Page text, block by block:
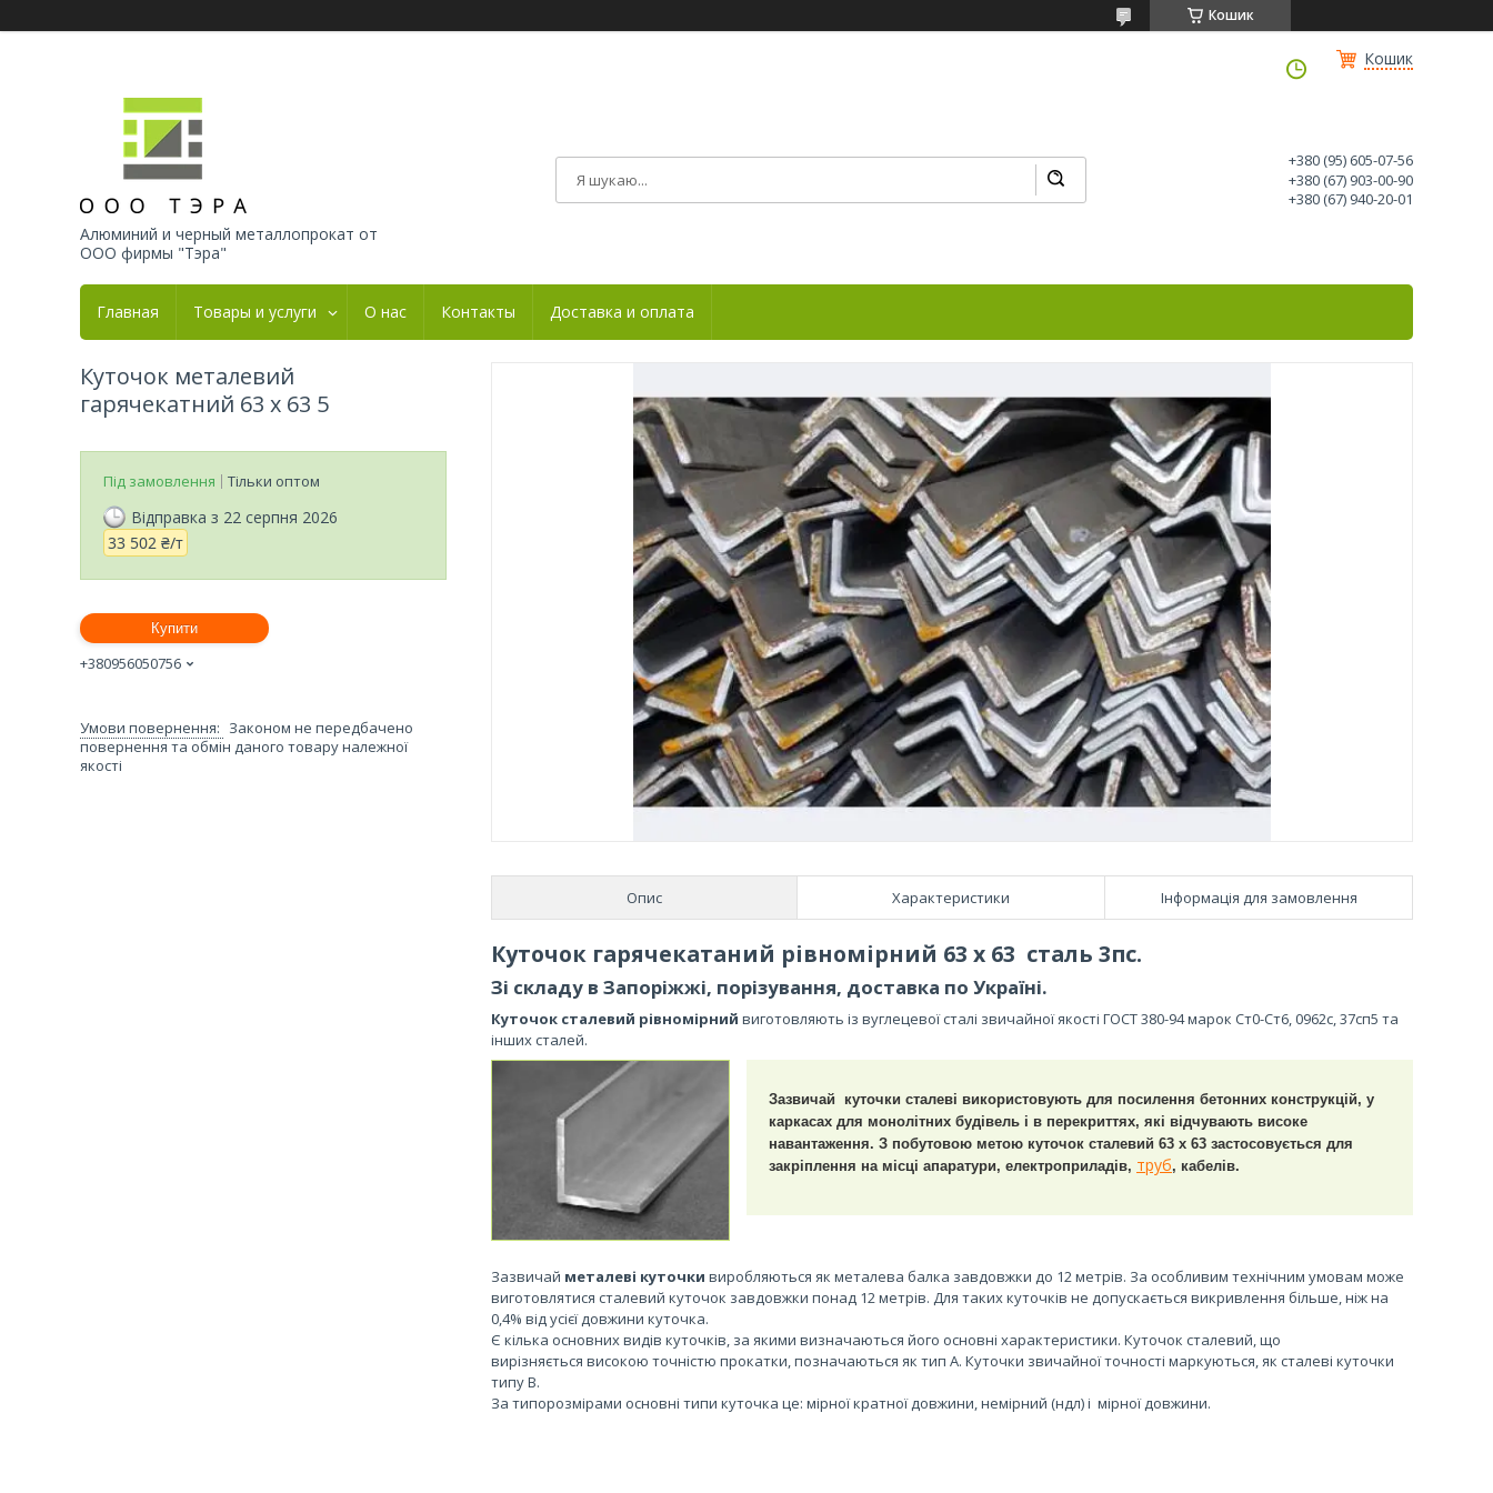
Кошик
Кошик
Алюминий и черный металлопрокат от
ООО фирмы "Тэра"
+380 (95) 605-07-56
+380 (67) 903-00-90
+380 (67) 940-20-01
Главная Товары и услуги О нас Контакты Доставка и оплата
Опис Характеристики Інформація для замовлення
Куточок гарячекатаний рівномірний 63 х 63 сталь 3пс.
Зі складу в Запоріжжі, порізування, доставка по Україні.
Куточок сталевий рівномірний виготовляють із вуглецевої сталі звичайної якості ГОСТ 380-94 марок Ст0-Ст6, 0962с, 37сп5 та
інших сталей.
Зазвичай куточки сталеві використовують для посилення бетонних конструкцій, у
каркасах для монолітних будівель і в перекриттях, які відчувають високе
навантаження. З побутовою метою куточок сталевий 63 х 63 застосовується для
закріплення на місці апаратури, електроприладів, труб, кабелів.
Зазвичай металеві куточки виробляються як металева балка завдовжки до 12 метрів. За особливим технічним умовам може
виготовлятися сталевий куточок завдовжки понад 12 метрів. Для таких куточків не допускається викривлення більше, ніж на
0,4% від усієї довжини куточка.
Є кілька основних видів куточків, за якими визначаються його основні характеристики. Куточок сталевий, що
вирізняється високою точністю прокатки, позначаються як тип А. Куточки звичайної точності маркуються, як сталеві куточки
типу В.
За типорозмірами основні типи куточка це: мірної кратної довжини, немірний (ндл) і мірної довжини.
Куточок металевий
гарячекатний 63 х 63 5
Під замовлення Тільки оптом
Відправка з 22 серпня 2026
33 502 ₴/т
Купити
+380956050756
Законом не передбачено
повернення та обмін даного товару належної
якості